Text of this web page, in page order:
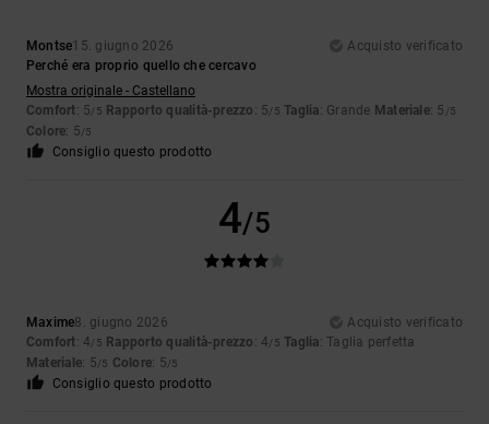
Montse15. giugno 2026
Acquisto verificato
Perché era proprio quello che cercavo
Mostra originale - Castellano
Comfort: 5/5 Rapporto qualità-prezzo : 5/5 Taglia: Grande Materiale: 5 /5
Colore: 5/5
Consiglio questo prodotto
4/5
Maxime8. giugno 2026
Acquisto verificato
Comfort: 4/5 Rapporto qualità-prezzo : 4/5 Taglia: Taglia perfetta
Materiale: 5/5 Colore: 5/5
Consiglio questo prodotto